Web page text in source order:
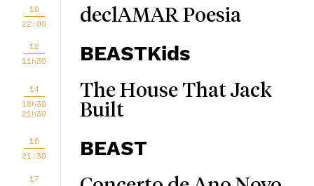
10
22:00
declAMAR Poesia
12
11h30
BEASTKids
14
18h30
21h30
The House That Jack
Built
16
21:30
BEAST
17